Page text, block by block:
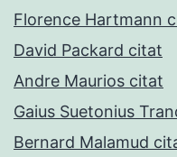
Florence Hartmann
David Packard citat
Andre Maurios citat
Gaius Suetonius
Bernard Malamud